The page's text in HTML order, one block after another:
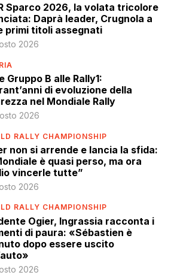
Sparco 2026, la volata tricolore
Daprà leader, Crugnola a
primi titoli assegnati
2026
Gruppo B alle Rally1:
di evoluzione della
nel Mondiale Rally
2026
RALLY CHAMPIONSHIP
non si arrende e lancia la sfida:
è quasi perso, ma ora
vincerle tutte”
2026
RALLY CHAMPIONSHIP
Ogier, Ingrassia racconta i
di paura: «Sébastien è
dopo essere uscito
2026